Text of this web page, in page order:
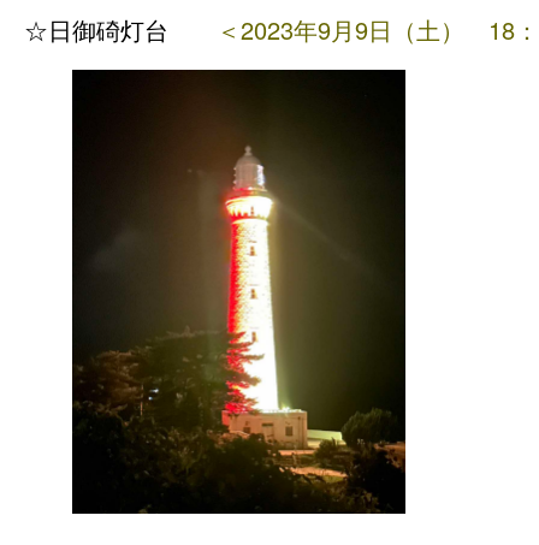
☆日御碕灯台 ＜2023年9月9日（土） 18